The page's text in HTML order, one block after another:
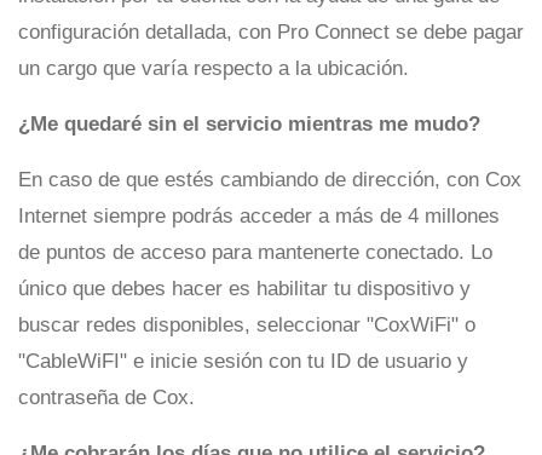
configuración detallada, con Pro Connect se debe pagar
un cargo que varía respecto a la ubicación.
¿Me quedaré sin el servicio mientras me mudo?
En caso de que estés cambiando de dirección, con Cox
Internet siempre podrás acceder a más de 4 millones
de puntos de acceso para mantenerte conectado. Lo
único que debes hacer es habilitar tu dispositivo y
buscar redes disponibles, seleccionar "CoxWiFi" o
"CableWiFI" e inicie sesión con tu ID de usuario y
contraseña de Cox.